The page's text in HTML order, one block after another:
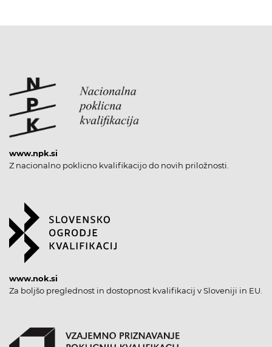
www.npk.si
Z nacionalno poklicno kvalifikacijo do novih priložnosti.
www.nok.si
Za boljšo preglednost in dostopnost kvalifikacij v Sloveniji in EU.